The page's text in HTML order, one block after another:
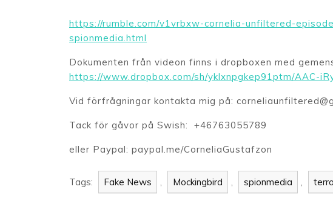
https://rumble.com/v1vrbxw-cornelia-unfiltered-
spionmedia.html
Dokumenten från videon finns i dropboxen med
https://www.dropbox.com/sh/yklxnpgkep91ptm/AAC-
Vid förfrågningar kontakta mig på:
Tack för gåvor på Swish: +46763055789
eller Paypal: paypal.me/CorneliaGustafzon
Tags: Fake News Mockingbird spionmedia